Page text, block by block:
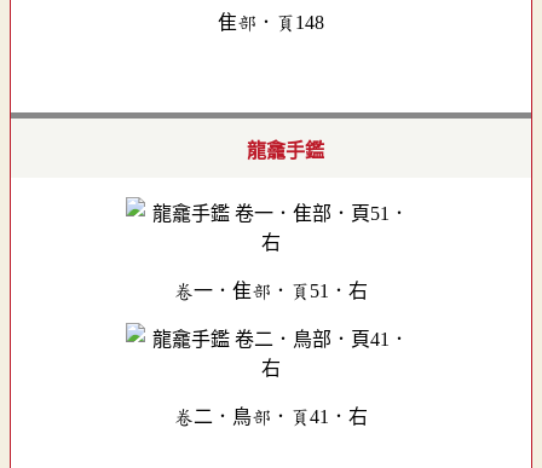
隹部．頁148
龍龕手鑑
卷一．隹部．頁51．右
卷二．鳥部．頁41．右